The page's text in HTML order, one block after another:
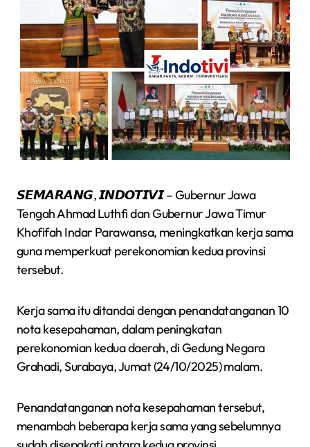
𝙎𝙀𝙈𝘼𝙍𝘼𝙉𝙂, 𝙄𝙉𝘿𝙊𝙏𝙄𝙑𝙄 – Gubernur Jawa
Tengah Ahmad Luthfi dan Gubernur Jawa Timur
Khofifah Indar Parawansa, meningkatkan kerja sama
guna memperkuat perekonomian kedua provinsi
tersebut.
Kerja sama itu ditandai dengan penandatanganan 10
nota kesepahaman, dalam peningkatan
perekonomian kedua daerah, di Gedung Negara
Grahadi, Surabaya, Jumat (24/10/2025) malam.
Penandatanganan nota kesepahaman tersebut,
menambah beberapa kerja sama yang sebelumnya